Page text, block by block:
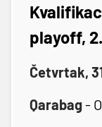
playoff,
Četvrtak,
Qarabag-